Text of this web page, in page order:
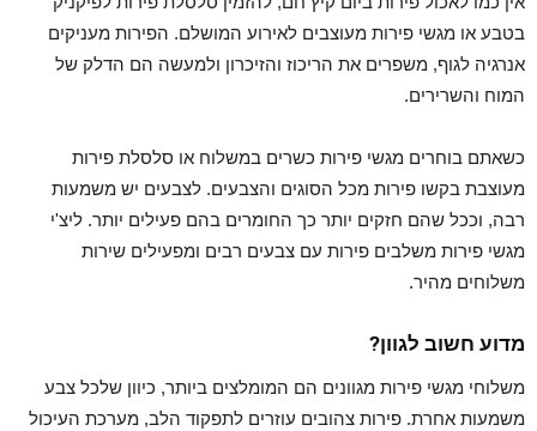
בטבע או מגשי פירות מעוצבים לאירוע המושלם. הפירות מעניקים
אנרגיה לגוף, משפרים את הריכוז והזיכרון ולמעשה הם הדלק של
המוח והשרירים.
כשאתם בוחרים מגשי פירות כשרים במשלוח או סלסלת פירות
מעוצבת בקשו פירות מכל הסוגים והצבעים. לצבעים יש משמעות
רבה, וככל שהם חזקים יותר כך החומרים בהם פעילים יותר. ליצ'י
מגשי פירות משלבים פירות עם צבעים רבים ומפעילים שירות
משלוחים מהיר.
מדוע חשוב לגוון?
משלוחי מגשי פירות מגוונים הם המומלצים ביותר, כיוון שלכל צבע
משמעות אחרת. פירות צהובים עוזרים לתפקוד הלב, מערכת העיכול